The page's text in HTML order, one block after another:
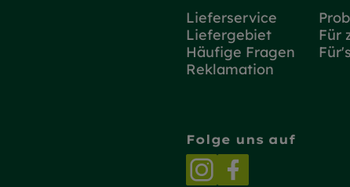
Lieferservice
Liefergebiet
Häufige Fragen
Reklamation
Für
Folge uns auf
Externer Link zu